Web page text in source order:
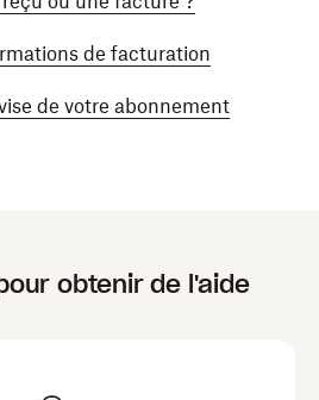
de facturation
de votre abonnement
obtenir de l'aide